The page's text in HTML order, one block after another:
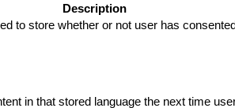
Description
to store whether or not user has
in that stored language the next time